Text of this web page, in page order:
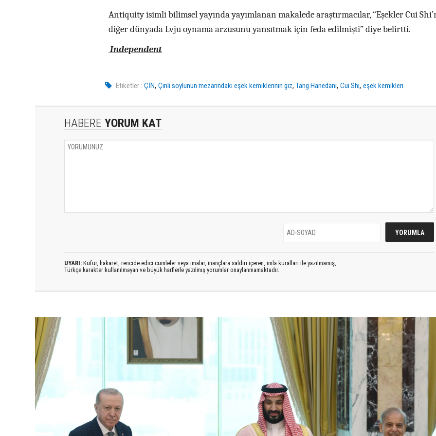
Antiquity isimli bilimsel yayında yayımlanan makalede araştırmacılar, “Eşekler Cui
diğer dünyada Lvju oynama arzusunu yansıtmak için feda edilmişti” diye belirtti.
Independent
Etiketler : ÇİN,Çinli soylunun mezarındaki eşek kemiklerinin giz,Tang Hanedanı,Cui Shi,eşek kemikleri
HABERE YORUM KAT
UYARI: Küfür, hakaret, rencide edici cümleler veya imalar, inançlara saldırı içeren, imla kuralları ile yazılmamış,
Türkçe karakter kullanılmayan ve büyük harflerle yazılmış yorumlar onaylanmamaktadır.